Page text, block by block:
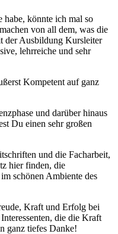
habe, könnte ich mal so
von all dem, was die
der Ausbildung Kursleiter
lehrreiche und sehr
Kompetent auf ganz
und darüber hinaus
Du einen sehr großen
und die Facharbeit,
hier finden, die
schönen Ambiente des
Kraft und Erfolg bei
die die Kraft
ganz tiefes Danke!